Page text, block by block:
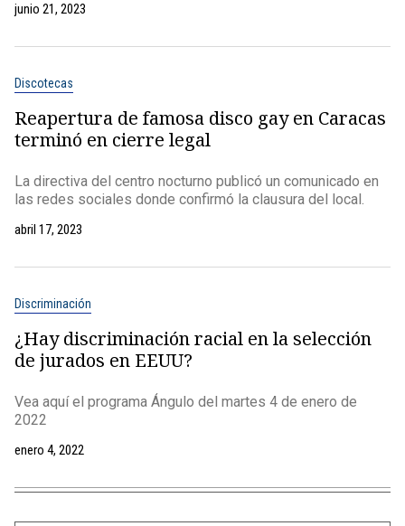
junio 21, 2023
Discotecas
Reapertura de famosa disco gay en Caracas
terminó en cierre legal
La directiva del centro nocturno publicó un comunicado en
las redes sociales donde confirmó la clausura del local.
abril 17, 2023
Discriminación
¿Hay discriminación racial en la selección
de jurados en EEUU?
Vea aquí el programa Ángulo del martes 4 de enero de
2022
enero 4, 2022